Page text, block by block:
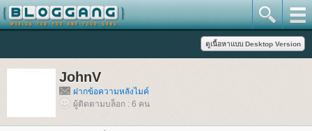
JohnV
ฝากข้อความหลังไมค์
ผู้ติดตามบล็อก : 6 คน